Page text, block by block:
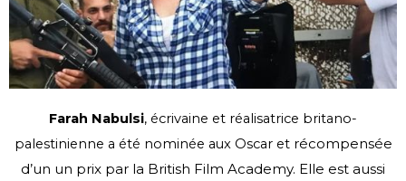
Farah Nabulsi, écrivaine et réalisatrice britano-
palestinienne a été nominée aux Oscar et récompensée
d’un un prix par la British Film Academy. Elle est aussi